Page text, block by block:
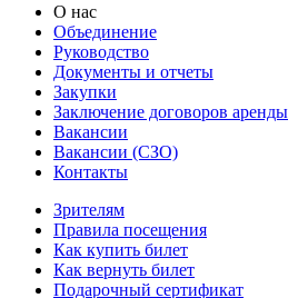
О нас
Объединение
Руководство
Документы и отчеты
Закупки
Заключение договоров аренды
Вакансии
Вакансии (СЗО)
Контакты
Зрителям
Правила посещения
Как купить билет
Как вернуть билет
Подарочный сертификат